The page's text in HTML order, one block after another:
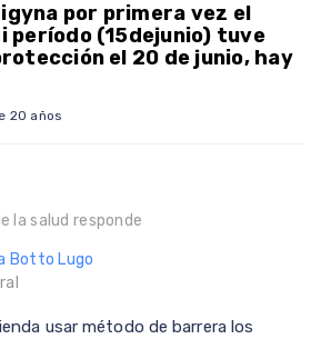
por primera vez el
período (15dejunio) tuve
el 20 de junio, hay
20 años
la salud responde
Botto Lugo
usar método de barrera los